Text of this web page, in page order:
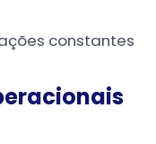
constantes